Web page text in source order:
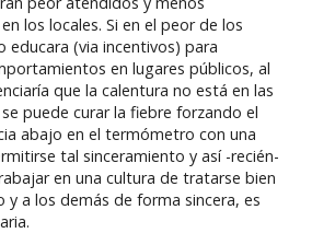
los locales. Si en el peor de los
educara (via incentivos) para
en lugares públicos, al
que la calentura no está en las
puede curar la fiebre forzando el
abajo en el termómetro con una
tal sinceramiento y así -recién-
en una cultura de tratarse bien
y a los demás de forma sincera, es